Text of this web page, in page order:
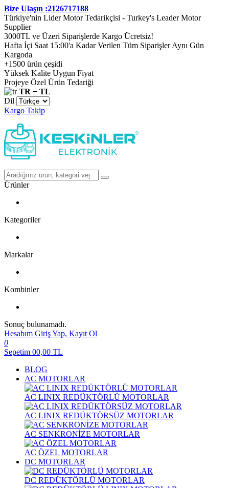
Bize Ulaşın :2126717188
Türkiye'nin Lider Motor Tedarikçisi - Turkey's Leader Motor
Supplier
3000TL ve Üzeri Siparişlerde Kargo Ücretsiz!
Hafta İçi Saat 15:00'a Kadar Verilen Tüm Siparişler Aynı Gün
Kargoda
+1500 ürün çeşidi
Yüksek Kalite Uygun Fiyat
Projeye Özel Ürün Tedariği
TR − TL
Dil
Kargo Takip
Ürünler
Kategoriler
Markalar
Kombinler
Sonuç bulunamadı.
Hesabım Giriş Yap, Kayıt Ol
0
Sepetim 00,00 TL
BLOG
AC MOTORLAR
AC LINIX REDÜKTÖRLÜ MOTORLAR
AC LINIX REDÜKTÖRSÜZ MOTORLAR
AC SENKRONİZE MOTORLAR
AC ÖZEL MOTORLAR
DC MOTORLAR
DC REDÜKTÖRLÜ MOTORLAR